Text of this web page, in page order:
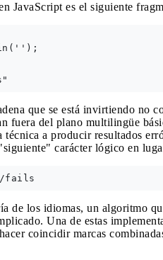
JavaScript es el siguiente
que se está invirtiendo no
fuera del plano multilingüe
a producir resultados
carácter lógico en
de los idiomas, un algoritmo
Una de estas
coincidir marcas